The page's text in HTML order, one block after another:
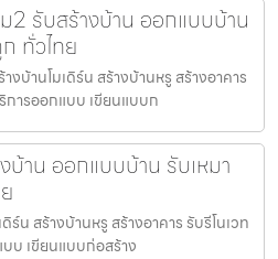
2 รับสร้างบ้าน ออกแบบบ้าน
ทั่วไทย
บ้านโมเดิร์น สร้างบ้านหรู สร้างอาคาร
การออกแบบ เขียนแบบก
บ้าน ออกแบบบ้าน รับเหมา
ร์น สร้างบ้านหรู สร้างอาคาร รับรีโนเวท
บ เขียนแบบก่อสร้าง